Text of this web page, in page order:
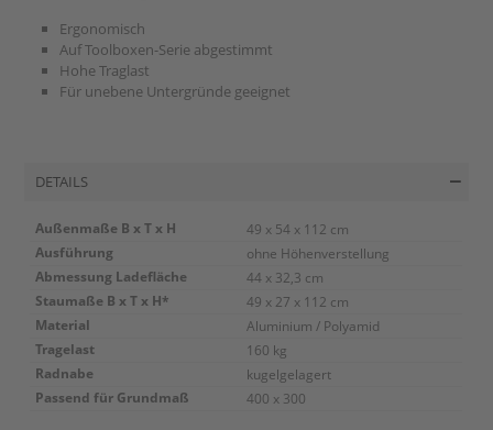
Ergonomisch
Auf Toolboxen-Serie abgestimmt
Hohe Traglast
Für unebene Untergründe geeignet
DETAILS
Außenmaße B x T x H 49 x 54 x 112 cm
Ausführung ohne Höhenverstellung
Abmessung Ladefläche 44 x 32,3 cm
Staumaße B x T x H* 49 x 27 x 112 cm
Material Aluminium / Polyamid
Tragelast 160 kg
Radnabe kugelgelagert
Passend für Grundmaß 400 x 300